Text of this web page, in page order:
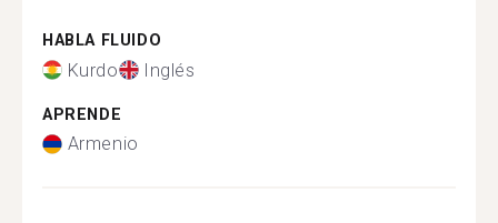
HABLA FLUIDO
Kurdo Inglés
APRENDE
Armenio